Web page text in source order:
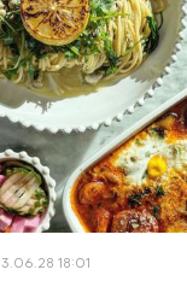
18:01